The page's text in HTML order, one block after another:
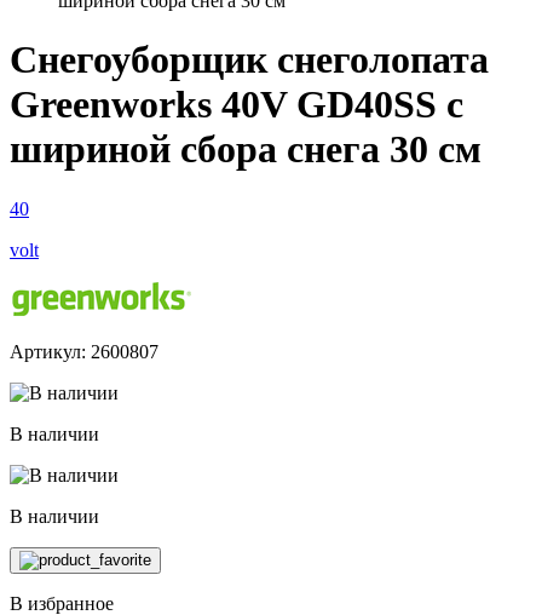
Снегоуборщик снеголопата
Greenworks 40V GD40SS с
шириной сбора снега 30 см
40
volt
Артикул: 2600807
В наличии
В наличии
В избранное